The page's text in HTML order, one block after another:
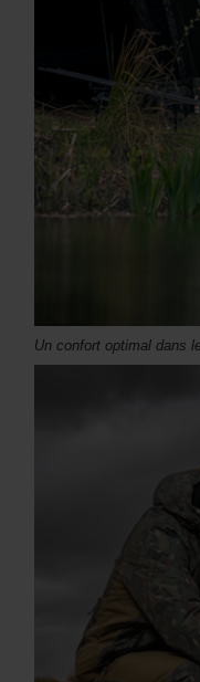
Un confort optimal dans